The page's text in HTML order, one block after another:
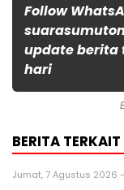
Follow
update berita
hari
BERITA TERKAIT
Jumat, 7 Agustus 2026 -